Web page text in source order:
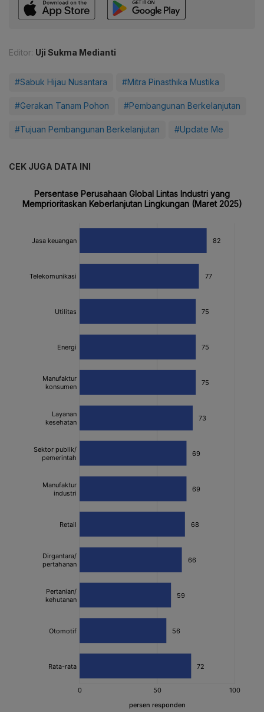
Editor: Uji Sukma Medianti
#Sabuk Hijau Nusantara #Mitra Pinasthika Mustika
#Gerakan Tanam Pohon #Pembangunan Berkelanjutan
#Tujuan Pembangunan Berkelanjutan #Update Me
CEK JUGA DATA INI